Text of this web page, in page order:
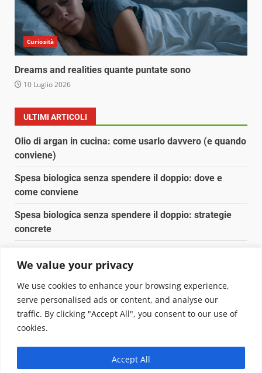
We value your privacy
We use cookies to enhance your browsing experience,
serve personalised ads or content, and analyse our
traffic. By clicking "Accept All", you consent to our use of
cookies.
Accept All
Curiosità
Dreams and realities quante puntate sono
10 Luglio 2026
ULTIMI ARTICOLI
Olio di argan in cucina: come usarlo davvero (e quando
conviene)
Spesa biologica senza spendere il doppio: dove e
come conviene
Spesa biologica senza spendere il doppio: strategie
concrete
Pulizia naturale della casa: 3 ingredienti che
sostituiscono 10 prodotti chimici
Copyright © 2025 Biopianeta.it proprietà di Jws Media
Questo blog non è una testata giornalistica, in quanto
viene aggiornato senza alcuna periodicità. Non può